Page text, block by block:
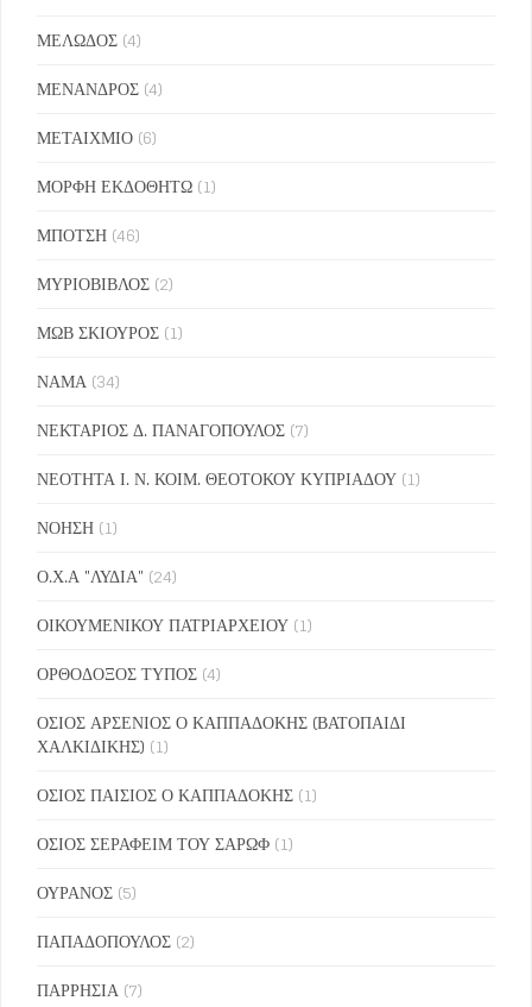
ΜΕΛΩΔΟΣ (4)
ΜΕΝΑΝΔΡΟΣ (4)
ΜΕΤΑΙΧΜΙΟ (6)
ΜΟΡΦΗ ΕΚΔΟΘΗΤΩ (1)
ΜΠΟΤΣΗ (46)
ΜΥΡΙΟΒΙΒΛΟΣ (2)
ΜΩΒ ΣΚΙΟΥΡΟΣ (1)
ΝΑΜΑ (34)
ΝΕΚΤΑΡΙΟΣ Δ. ΠΑΝΑΓΟΠΟΥΛΟΣ (7)
ΝΕΟΤΗΤΑ Ι. Ν. ΚΟΙΜ. ΘΕΟΤΟΚΟΥ ΚΥΠΡΙΑΔΟΥ (1)
ΝΟΗΣΗ (1)
Ο.Χ.Α "ΛΥΔΙΑ" (24)
ΟΙΚΟΥΜΕΝΙΚΟΥ ΠΑΤΡΙΑΡΧΕΙΟΥ (1)
ΟΡΘΟΔΟΞΟΣ ΤΥΠΟΣ (4)
ΟΣΙΟΣ ΑΡΣΕΝΙΟΣ Ο ΚΑΠΠΑΔΟΚΗΣ (ΒΑΤΟΠΑΙΔΙ
ΧΑΛΚΙΔΙΚΗΣ) (1)
ΟΣΙΟΣ ΠΑΙΣΙΟΣ Ο ΚΑΠΠΑΔΟΚΗΣ (1)
ΟΣΙΟΣ ΣΕΡΑΦΕΙΜ ΤΟΥ ΣΑΡΩΦ (1)
ΟΥΡΑΝΟΣ (5)
ΠΑΠΑΔΟΠΟΥΛΟΣ (2)
ΠΑΡΡΗΣΙΑ (7)